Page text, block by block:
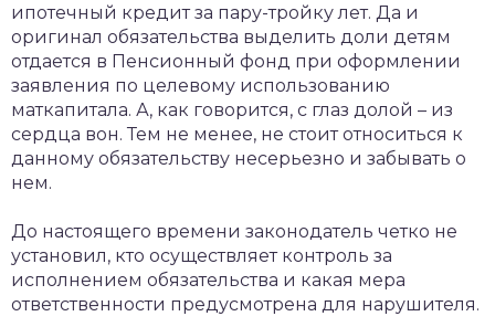
ипотечный кредит за пару-тройку лет. Да и
оригинал обязательства выделить доли детям
отдается в Пенсионный фонд при оформлении
заявления по целевому использованию
маткапитала. А, как говорится, с глаз долой – из
сердца вон. Тем не менее, не стоит относиться к
данному обязательству несерьезно и забывать о
нем.
До настоящего времени законодатель четко не
установил, кто осуществляет контроль за
исполнением обязательства и какая мера
ответственности предусмотрена для нарушителя.